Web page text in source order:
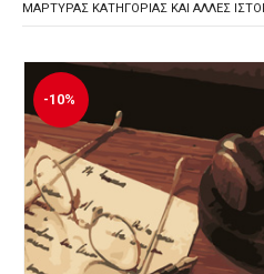
ΜΆΡΤΥΡΑΣ ΚΑΤΗΓΟΡΊΑΣ ΚΑΙ ΆΛΛΕΣ
-10%